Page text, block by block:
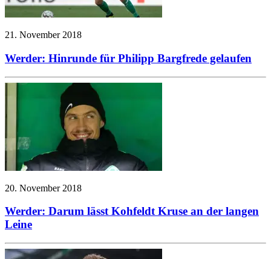
21. November 2018
Werder: Hinrunde für Philipp Bargfrede gelaufen
20. November 2018
Werder: Darum lässt Kohfeldt Kruse an der langen
Leine